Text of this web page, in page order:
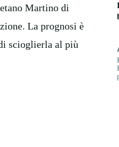
Martino di
La prognosi è
scioglierla al più